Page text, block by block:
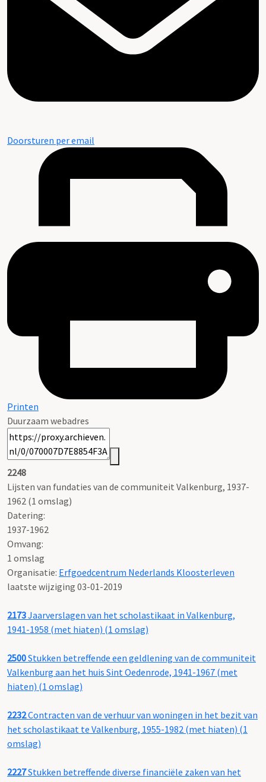
Doorsturen per email
Printen
Duurzaam webadres
2248
Lijsten van fundaties van de communiteit Valkenburg, 1937-
1962 (1 omslag)
Datering:
1937-1962
Omvang:
1 omslag
Organisatie: Erfgoedcentrum Nederlands Kloosterleven
laatste wijziging 03-01-2019
2173Jaarverslagen van het scholastikaat in Valkenburg,
1941-1958 (met hiaten) (1 omslag)
2500Stukken betreffende een geldlening van de communiteit
Valkenburg aan het huis Sint Oedenrode, 1941-1967 (met
hiaten) (1 omslag)
2232Contracten van de verhuur van woningen in het bezit van
het scholastikaat te Valkenburg, 1955-1982 (met hiaten) (1
omslag)
2227Stukken betreffende diverse financiële zaken van het